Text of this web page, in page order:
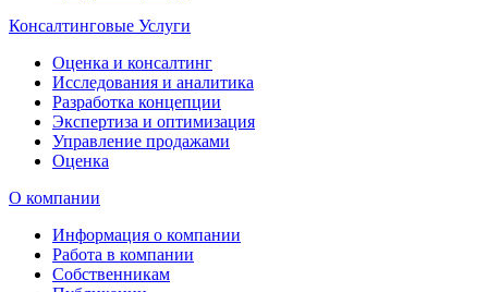
Консалтинговые Услуги
Оценка и консалтинг
Исследования и аналитика
Разработка концепции
Экспертиза и оптимизация
Управление продажами
Оценка
О компании
Информация о компании
Работа в компании
Собственникам